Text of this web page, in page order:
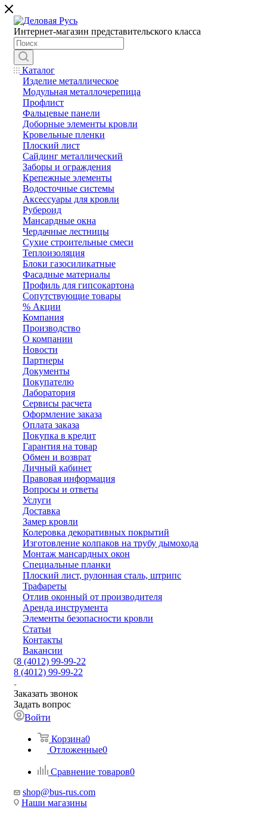
Интернет-магазин представительского класса
Каталог
Изделие металлическое
Модульная металлочерепица
Профлист
Фальцевые панели
Доборные элементы кровли
Кровельные пленки
Плоский лист
Сайдинг металлический
Заборы и ограждения
Крепежные элементы
Водосточные системы
Аксессуары для кровли
Рубероид
Мансардные окна
Чердачные лестницы
Сухие строительные смеси
Теплоизоляция
Блоки газосиликатные
Фасадные материалы
Профиль для гипсокартона
Сопутствующие товары
% Акции
Компания
Производство
О компании
Новости
Партнеры
Документы
Покупателю
Лаборатория
Сервисы расчета
Оформление заказа
Оплата заказа
Покупка в кредит
Гарантия на товар
Обмен и возврат
Личный кабинет
Правовая информация
Вопросы и ответы
Услуги
Доставка
Замер кровли
Колеровка декоративных покрытий
Изготовление колпаков на трубу дымохода
Монтаж мансардных окон
Специальные планки
Плоский лист, рулонная сталь, штрипс
Трафареты
Отлив оконный от производителя
Аренда инструмента
Элементы безопасности кровли
Статьи
Контакты
Вакансии
8 (4012) 99-99-22
8 (4012) 99-99-22
Заказать звонок
Задать вопрос
Войти
Корзина0
Отложенные0
Сравнение товаров0
shop@bus-rus.com
Наши магазины